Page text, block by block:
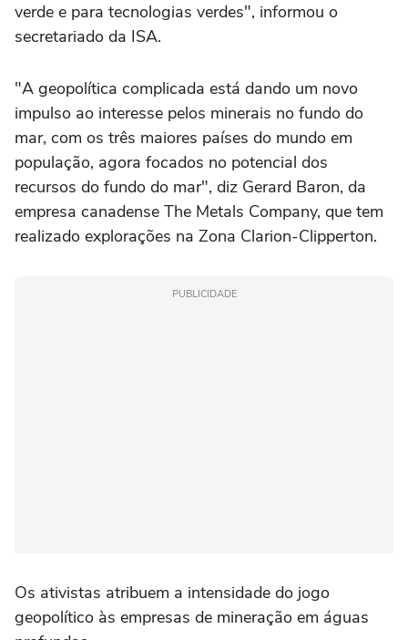
verde e para tecnologias verdes", informou o
secretariado da ISA.
"A geopolítica complicada está dando um novo
impulso ao interesse pelos minerais no fundo do
mar, com os três maiores países do mundo em
população, agora focados no potencial dos
recursos do fundo do mar", diz Gerard Baron, da
empresa canadense The Metals Company, que tem
realizado explorações na Zona Clarion-Clipperton.
PUBLICIDADE
Os ativistas atribuem a intensidade do jogo
geopolítico às empresas de mineração em águas